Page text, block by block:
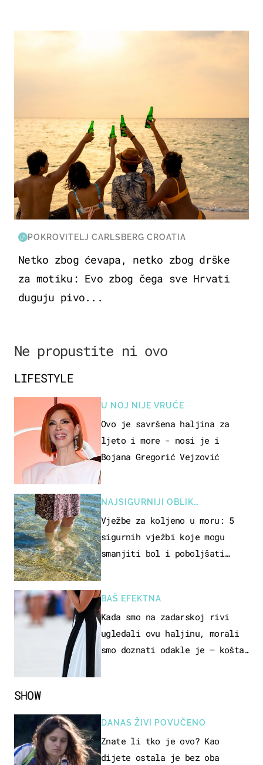
POKROVITELJ CARLSBERG CROATIA
Netko zbog ćevapa, netko zbog drške
za motiku: Evo zbog čega sve Hrvati
duguju pivo...
Ne propustite ni ovo
SHOW
DANAS ŽIVI POVUČENO
Znate li tko je ovo? Kao
dijete ostala je bez oba
LIFESTYLE
U NOJ NIJE VRUĆE
Ovo je savršena haljina za
ljeto i more - nosi je i
Bojana Gregorić Vejzović
NAJSIGURNIJI OBLIK
REKREACIJE
Vježbe za koljeno u moru: 5
sigurnih vježbi koje mogu
smanjiti bol i poboljšati
BAŠ EFEKTNA
Kada smo na zadarskoj rivi
ugledali ovu haljinu, morali
smo doznati odakle je – košta